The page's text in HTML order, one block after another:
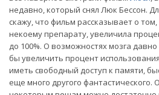
недавно, который снял Люк Бессон.
скажу, что фильм рассказывает о
некоему препарату, увеличила
до 100%. О возможностях мозга
бы увеличить процент
иметь свободный доступ к памяти,
еще много другого фантастического.